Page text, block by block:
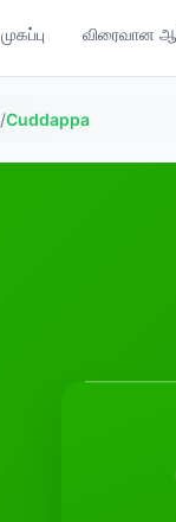
முகப்பு விரைவான
/Cuddappa